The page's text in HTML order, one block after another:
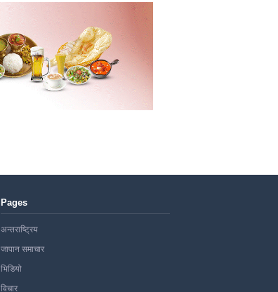
Pages
अन्तराष्ट्रिय
जापान समाचार
भिडियो
विचार